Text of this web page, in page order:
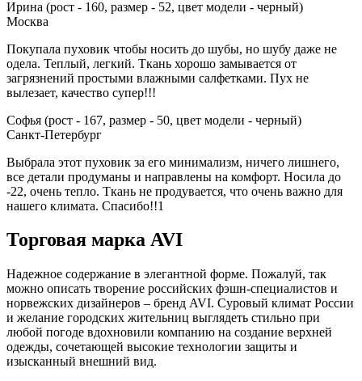
Ирина (рост - 160, размер - 52, цвет модели - черный)
Москва
Покупала пуховик чтобы носить до шубы, но шубу даже не
одела. Теплый, легкий. Ткань хорошо замывается от
загрязнений простыми влажными салфетками. Пух не
вылезает, качество супер!!!
Софья (рост - 167, размер - 50, цвет модели - черный)
Санкт-Петербург
Выбрала этот пуховик за его минимализм, ничего лишнего,
все детали продуманы и направлены на комфорт. Носила до
-22, очень тепло. Ткань не продувается, что очень важно для
нашего климата. Спасибо!!1
Торговая марка AVI
Надежное содержание в элегантной форме. Пожалуй, так
можно описать творение российских фэшн-специалистов и
норвежских дизайнеров – бренд AVI. Суровый климат России
и желание городских жительниц выглядеть стильно при
любой погоде вдохновили компанию на создание верхней
одежды, сочетающей высокие технологии защиты и
изысканный внешний вид.